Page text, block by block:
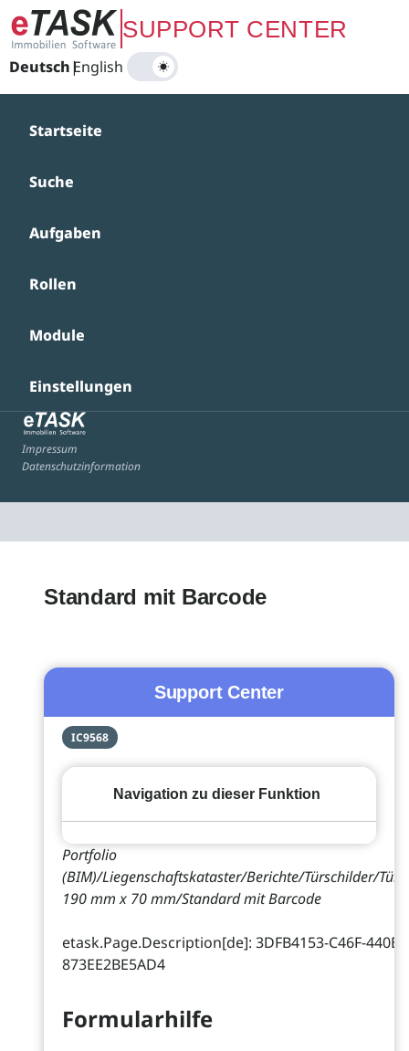
Zum Hauptinhalt springenSUPPORT CENTER
Deutsch|
English
Startseite
Suche
Aufgaben
Rollen
Module
Einstellungen
Impressum
Datenschutzinformation
Standard mit Barcode
Support Center
IC9568
Navigation zu dieser Funktion
Portfolio
(BIM)/Liegenschaftskataster/Berichte/Türschilder/
190 mm x 70 mm/Standard mit Barcode
etask.Page.Description[de]: 3DFB4153-C46F-440B-
873EE2BE5AD4
Formularhilfe